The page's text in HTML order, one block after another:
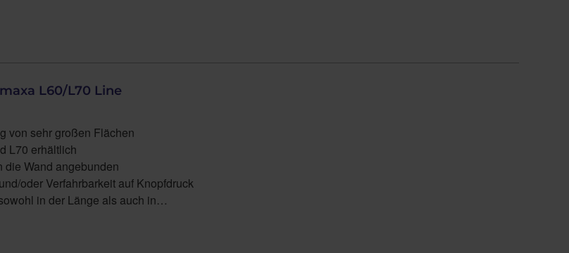
L60/L70 Line
von sehr großen Flächen
L70 erhältlich
die Wand angebunden
oder Verfahrbarkeit auf Knopfdruck
in der Länge als auch in…